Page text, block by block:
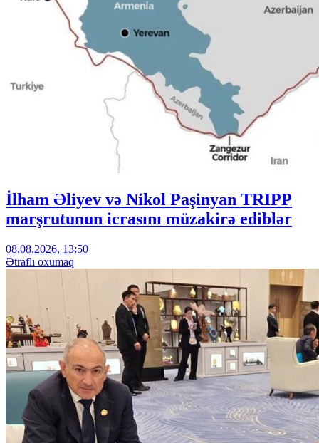
İlham Əliyev və Nikol Paşinyan TRIPP
marşrutunun icrasını müzakirə ediblər
08.08.2026, 13:50
Ətraflı oxumaq